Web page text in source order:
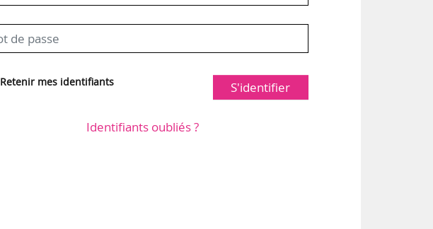
Retenir mes identifiants S'identifier
Identifiants oubliés ?